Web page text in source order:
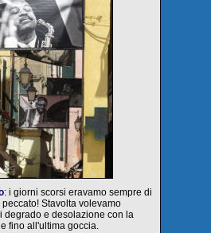
: i giorni scorsi eravamo sempre di
Stavolta volevamo
degrado e desolazione con la
fino all'ultima goccia.